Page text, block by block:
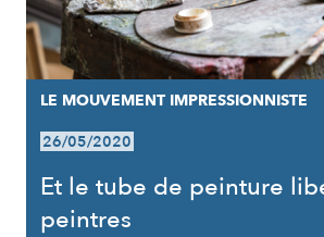
LE MOUVEMENT IMPRESSIONNISTE
26/05/2020
Et le tube de peinture
peintres